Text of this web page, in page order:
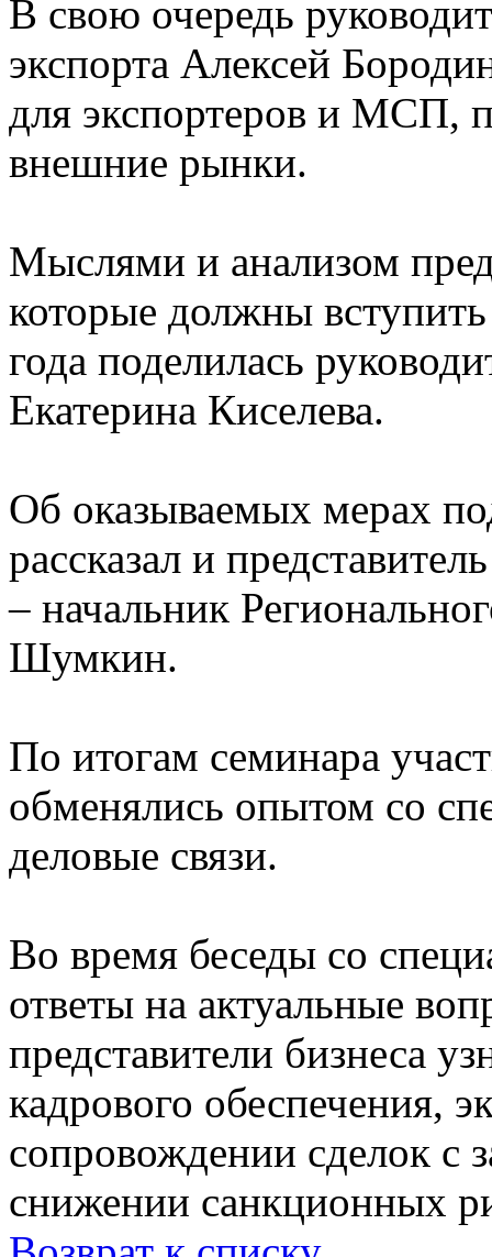
В свою очередь
экспорта Алексей
для экспортеров и МСП,
внешние рынки.
Мыслями и анализом
которые должны
года поделилась
Екатерина Киселева.
Об оказываемых мерах
рассказал и
– начальник
Шумкин.
По итогам семинара
обменялись опытом со
деловые связи.
Во время беседы со
ответы на актуальные
представители бизнеса
кадрового обеспечения,
сопровождении сделок
снижении санкционных